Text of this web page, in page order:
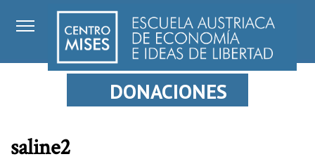
DONACIONES
saline2